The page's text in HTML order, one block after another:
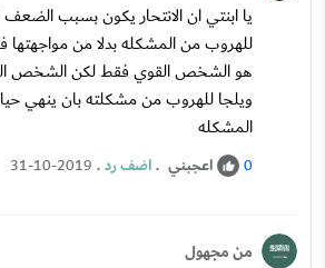
يا ابنتي ان الانتحار يكون بسبب
للهروب من المشكله بدلا من
هو الشخص القوي فقط لكن الشخص
ويلجا للهروب من مشكلته بان ينهي
المشكله
0 اعجبني .اضف رد.
31-10-2019
من مجهول